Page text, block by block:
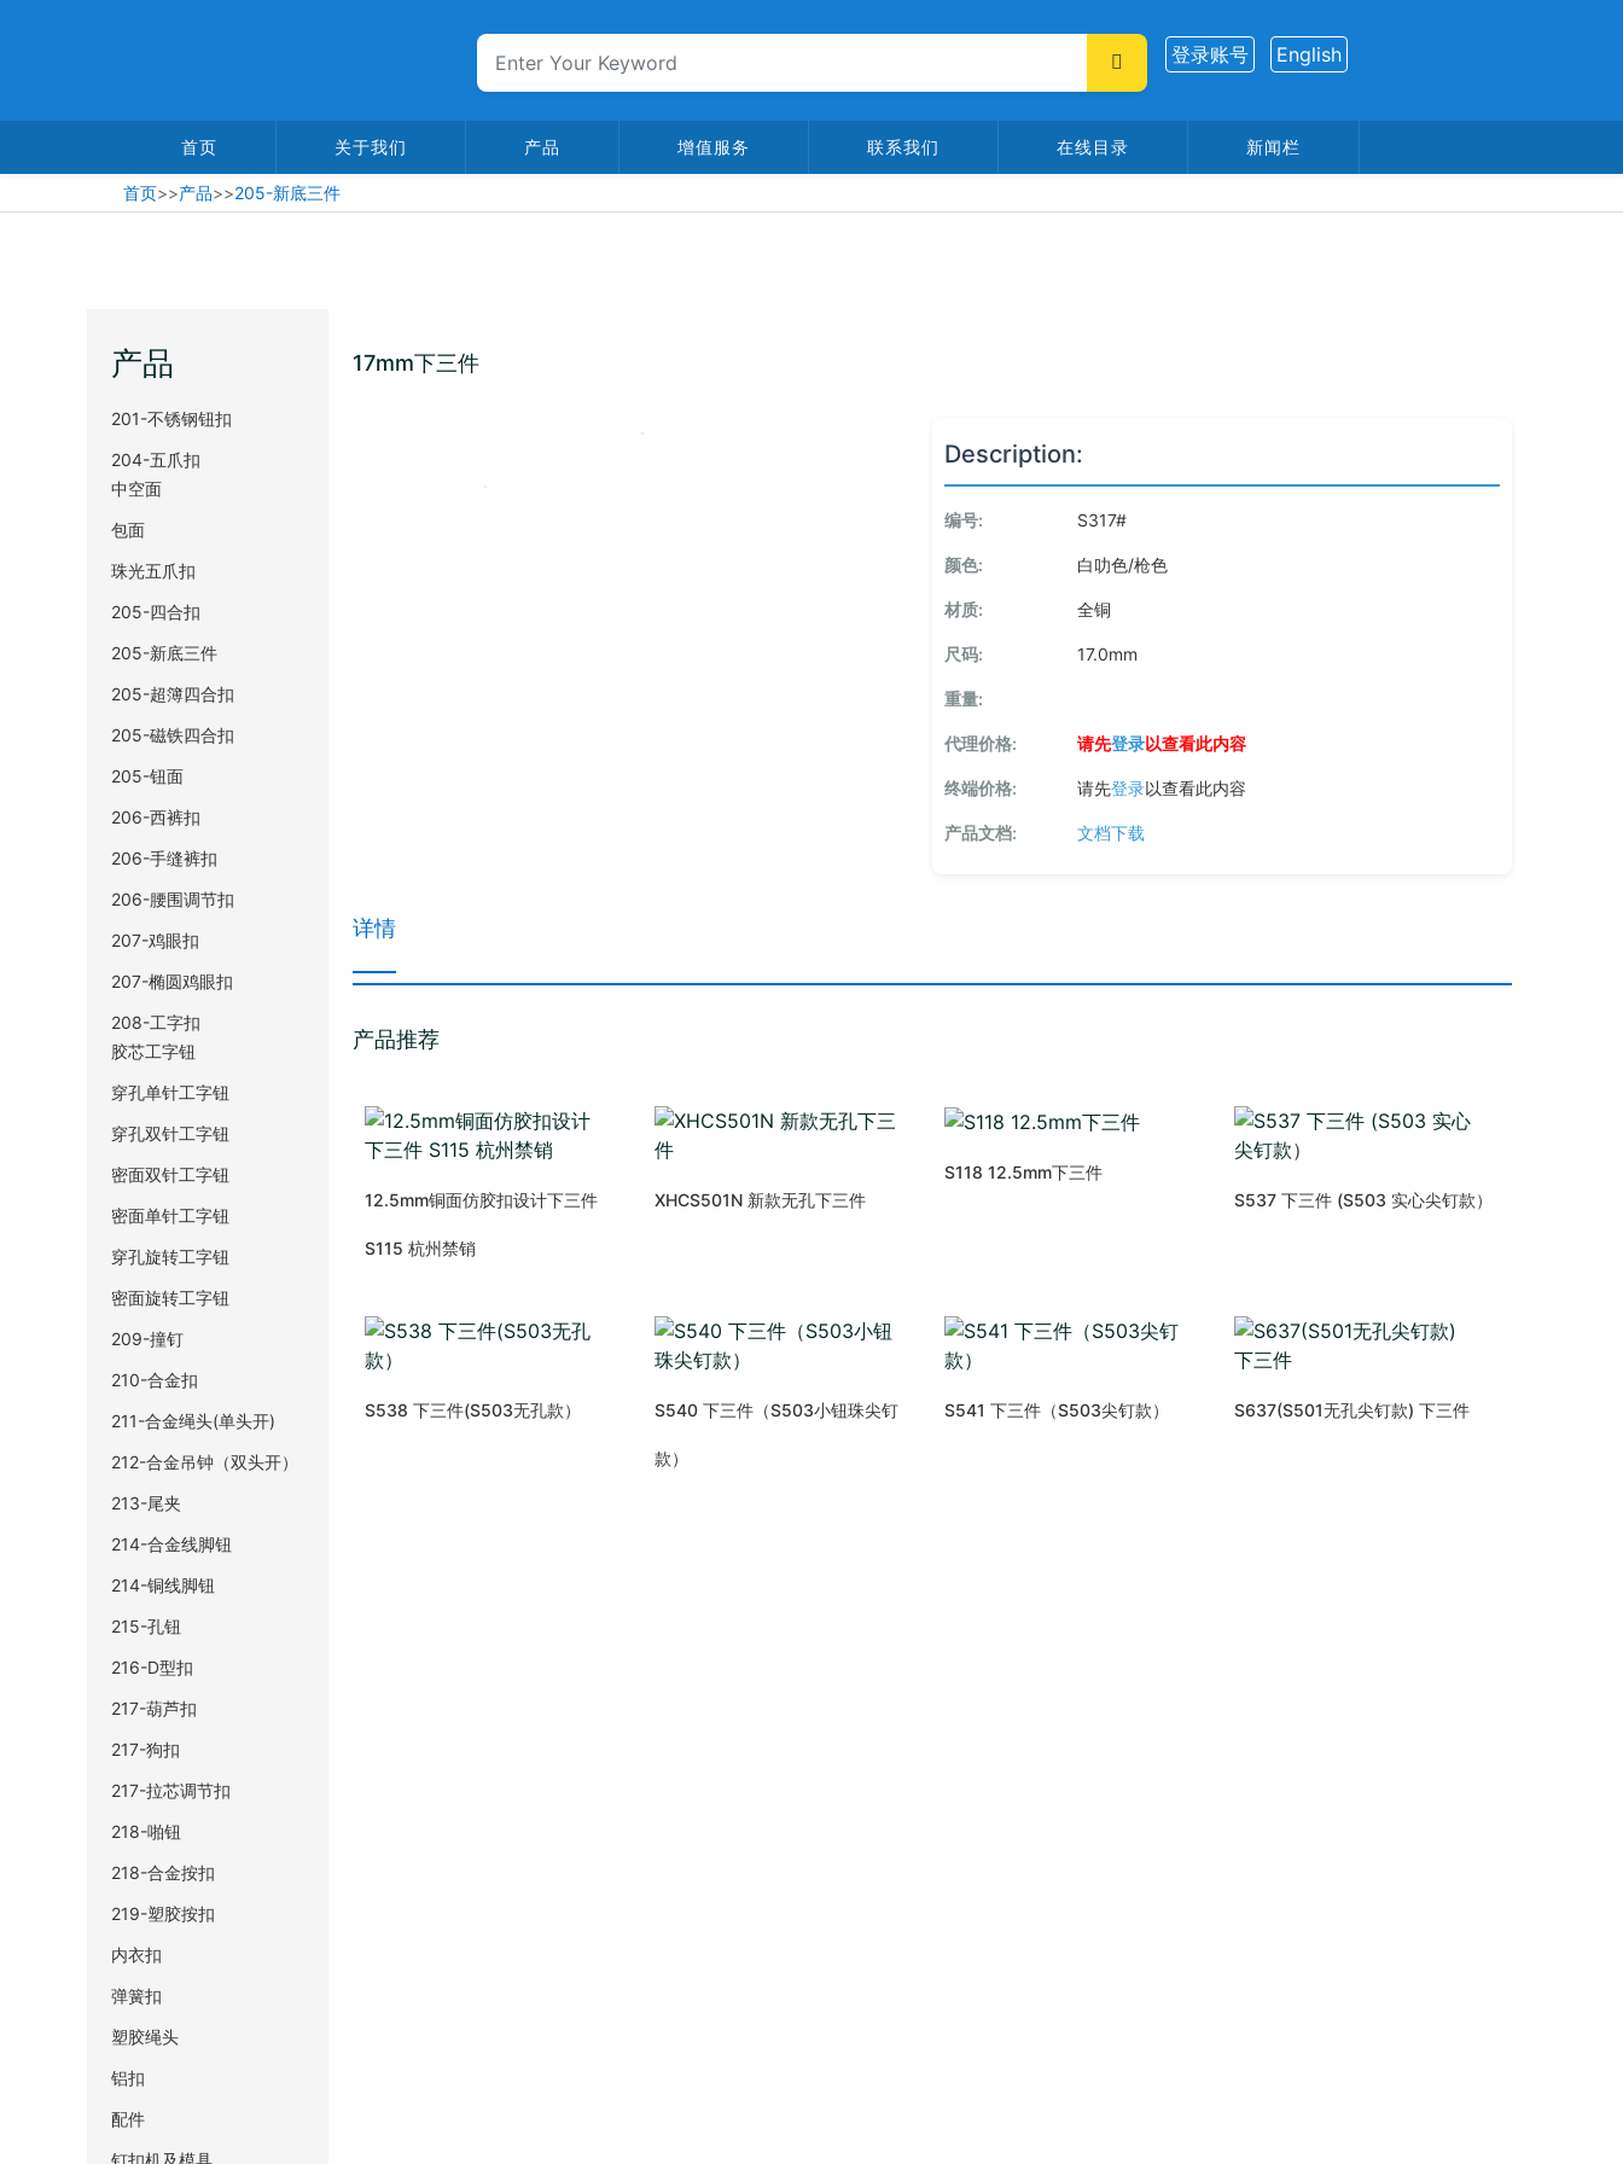
登录账号 English
首页 关于我们 产品 增值服务 联系我们 在线目录 新闻栏
首页>>产品>>205-新底三件
产品
201-不锈钢钮扣
204-五爪扣
中空面
包面
珠光五爪扣
205-四合扣
205-新底三件
205-超簿四合扣
205-磁铁四合扣
205-钮面
206-西裤扣
206-手缝裤扣
206-腰围调节扣
207-鸡眼扣
207-椭圆鸡眼扣
208-工字扣
胶芯工字钮
穿孔单针工字钮
穿孔双针工字钮
密面双针工字钮
密面单针工字钮
穿孔旋转工字钮
密面旋转工字钮
209-撞钉
210-合金扣
211-合金绳头(单头开)
212-合金吊钟（双头开）
213-尾夹
214-合金线脚钮
214-铜线脚钮
215-孔钮
216-D型扣
217-葫芦扣
217-狗扣
217-拉芯调节扣
218-啪钮
218-合金按扣
219-塑胶按扣
内衣扣
弹簧扣
塑胶绳头
铝扣
配件
钉扣机及模具
17mm下三件
Description:
编号: S317#
颜色: 白叻色/枪色
材质: 全铜
尺码: 17.0mm
重量:
代理价格: 请先登录以查看此内容
终端价格: 请先登录以查看此内容
产品文档: 文档下载
详情
产品推荐
12.5mm铜面仿胶扣设计下三件
S115 杭州禁销
XHCS501N 新款无孔下三件
S118 12.5mm下三件
S537 下三件 (S503 实心尖钉款）
S538 下三件(S503无孔款） S540 下三件（S503小钮珠尖钉
款）
S541 下三件（S503尖钉款） S637(S501无孔尖钉款) 下三件